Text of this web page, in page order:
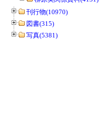
刊行物(10970)
図書(315)
写真(5381)